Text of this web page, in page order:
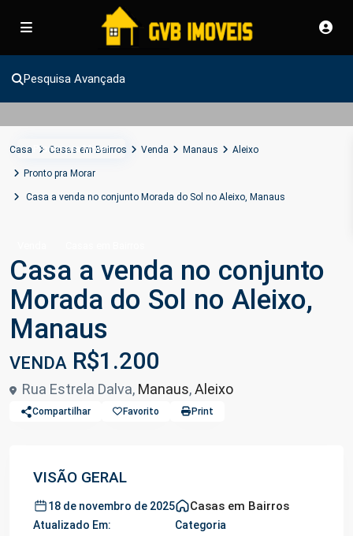
Pesquisa Avançada
Pronto pra Morar
Casa Casas em Bairros Venda Manaus Aleixo
Pronto pra Morar
Casa a venda no conjunto Morada do Sol no Aleixo, Manaus
Casa a venda no conjunto
Morada do Sol no Aleixo,
Manaus
VENDA R$1.200
Rua Estrela Dalva, Manaus,Aleixo
Compartilhar Favorito Print
VISÃO GERAL
18 de novembro de 2025
Atualizado Em:
Casas em Bairros
Categoria